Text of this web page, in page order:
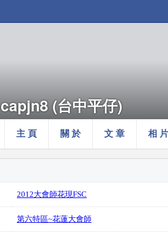
主 頁 關 於 文 章 相 片
capjn8 (台中平仔)
2012大會師花現FSC
第六特區~花蓮大會師